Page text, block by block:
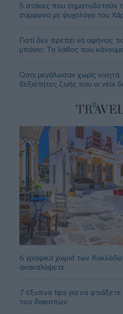
5 ατάκες που σηματοδοτούν
σύμφωνα με ψυχολόγο του
Γιατί δεν πρέπει να αφήνεις
μπάνιο; Το λάθος που
Όσοι μεγάλωσαν χωρίς
δεξιότητες ζωής που οι νέοι
6 γραφικά χωριά των
ανακαλύψετε
7 έξυπνα tips για να
των διακοπών